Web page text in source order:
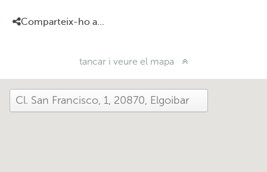
Comparteix-ho a...
tancar i veure el mapa